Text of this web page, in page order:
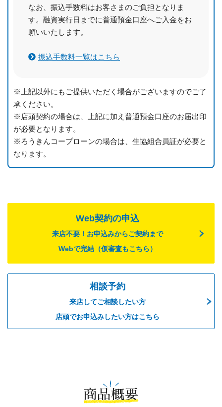
なお、振込手数料はお客さまのご負担となりま
す。融資実行日までに普通預金口座へご入金をお
願いいたします。
振込手数料一覧はこちら
※上記以外にもご提供いただく場合がございますのでご了
承ください。
※店頭契約の場合は、上記に加え普通預金口座のお届出印
が必要となります。
※ろうきんコープローンの場合は、生協組合員証が必要と
なります。
Web契約の申込
来店不要！お申込みからご契約まで
Webで完結（仮審査もこちら）
相談予約
来店してご相談したい方
店頭でお申込みしたい方はこちら
商品概要